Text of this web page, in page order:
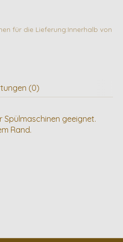
ist
für die Lieferung:Innerhalb von
(0)
Spülmaschinen geeignet.
Rand.